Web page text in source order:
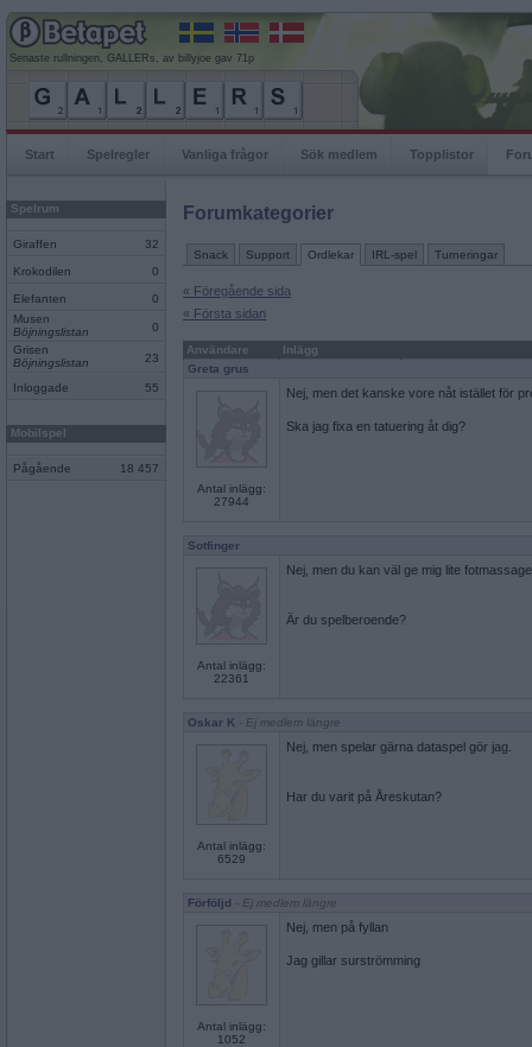
Senaste rullningen, GALLERs, av billyjoe gav 71p
Start Spelregler Vanliga frågor Sök medlem Topplistor
Spelrum
Giraffen 32
Krokodilen 0
Elefanten
0
Musen
Böjningslistan
0
Grisen
Böjningslistan
23
Inloggade 55
Mobilspel
Pågående 18 457
Forumkategorier
Snack Support Ordlekar IRL-spel Turneringar
« Föregående sida
« Första sidan
Användare
Inlägg
Greta grus
Antal inlägg:
27944
Nej, men det kanske vore nåt istället för
Ska jag fixa en tatuering åt dig?
Sotfinger
Antal inlägg:
22361
Nej, men du kan väl ge mig lite
Är du spelberoende?
Oskar K - Ej medlem längre
Antal inlägg:
6529
Nej, men spelar gärna dataspel gör jag.
Har du varit på Åreskutan?
Förföljd - Ej medlem längre
Antal inlägg:
1052
Nej, men på fyllan
Jag gillar surströmming